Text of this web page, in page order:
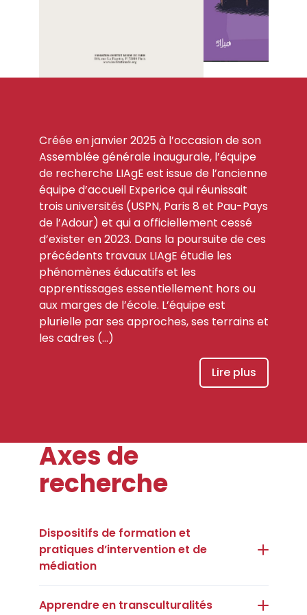
Créée en janvier 2025 à l’occasion de son
Assemblée générale inaugurale, l’équipe
de recherche LIAgE est issue de l’ancienne
équipe d’accueil Experice qui réunissait
trois universités (USPN, Paris 8 et Pau-Pays
de l’Adour) et qui a officiellement cessé
d’exister en 2023. Dans la poursuite de ces
précédents travaux LIAgE étudie les
phénomènes éducatifs et les
apprentissages essentiellement hors ou
aux marges de l’école. L’équipe est
plurielle par ses approches, ses terrains et
les cadres (…)
Lire plus
Axes de
recherche
Dispositifs de formation et
pratiques d’intervention et de
médiation
Apprendre en transculturalités